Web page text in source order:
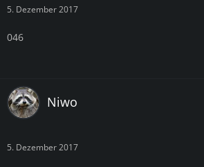
5. Dezember 2017
046
Niwo
5. Dezember 2017